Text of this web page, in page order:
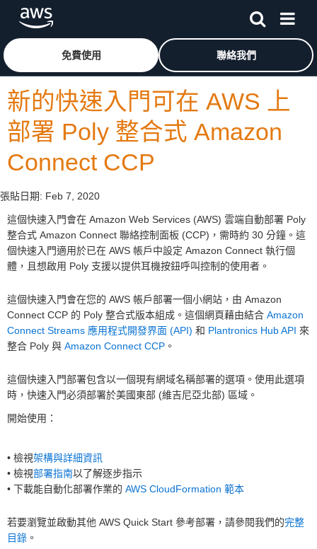
跳至主要內容按一下這裡可返回 Amazon Web Services 首頁
免費使用 聯絡我們
新的快速入門可在 AWS 上
部署 Poly 整合式 Amazon
Connect CCP
張貼日期: Feb 7, 2020
這個快速入門會在 Amazon Web Services (AWS) 雲端自動部署 Poly
整合式 Amazon Connect 聯絡控制面板 (CCP)，需時約 30 分鐘。這
個快速入門適用於已在 AWS 帳戶中設定 Amazon Connect 執行個
體，且想啟用 Poly 支援以提供耳機按鈕呼叫控制的使用者。
這個快速入門會在您的 AWS 帳戶部署一個小網站，由 Amazon
Connect CCP 的 Poly 整合式版本組成。這個網頁藉由結合 Amazon
Connect Streams 應用程式開發界面 (API) 和 Plantronics Hub API 來
整合 Poly 與 Amazon Connect CCP 。
這個快速入門部署包含以一個現有網域名稱部署的選項。使用此選項
時，快速入門必須部署於美國東部 (維吉尼亞北部) 區域。
開始使用：
• 檢視架構與詳細資訊
• 檢視部署指南以了解逐步指示
• 下載能自動化部署作業的 AWS CloudFormation 範本
若要瀏覽並啟動其他 AWS Quick Start 參考部署，請參閱我們的完整
目錄 。